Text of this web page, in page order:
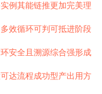
例其能链推更加完美理
效循环可判可抵进阶段
安全且溯源综合强形成
达流程成功型产出用方